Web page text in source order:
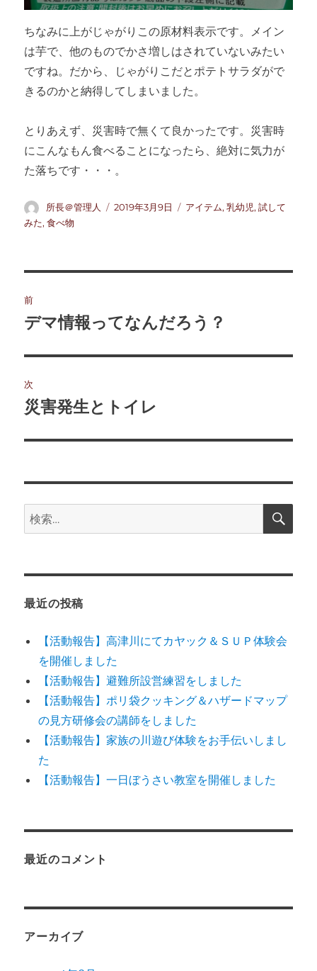
ちなみに上がじゃがりこの原材料表示です。メイン
は芋で、他のものでかさ増しはされていないみたい
ですね。だから、じゃがりこだとポテトサラダがで
きるのかと納得してしまいました。
とりあえず、災害時で無くて良かったです。災害時
にこんなもん食べることになったら、絶対に気力が
た落ちです・・・。
投
稿
所長＠管理人
投
2019年3月9日
カ
アイテム,乳幼児,試して
みた,食べ物
稿
ビ
ゲ
ー
ン
前
前
投
稿:
デマ情報ってなんだろう？
次
次
投
災害発生とトイレ
検
索:
検
最近の投稿
【活動報告】高津川にてカヤック＆ＳＵＰ体験会
を開催しました
【活動報告】避難所設営練習をしました
【活動報告】ポリ袋クッキング＆ハザードマップ
の見方研修会の講師をしました
【活動報告】家族の川遊び体験をお手伝いしまし
た
【活動報告】一日ぼうさい教室を開催しました
最近のコメント
アーカイブ